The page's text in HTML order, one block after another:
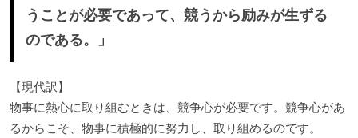
うことが必要であって、競うから励みが生ずる
のである。」
【現代訳】
物事に熱心に取り組むときは、競争心が必要です。競争心があ
るからこそ、物事に積極的に努力し、取り組めるのです。